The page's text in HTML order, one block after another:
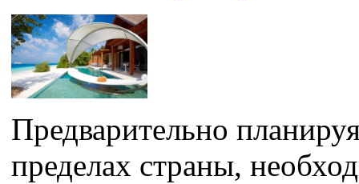
Предварительно
пределах страны,